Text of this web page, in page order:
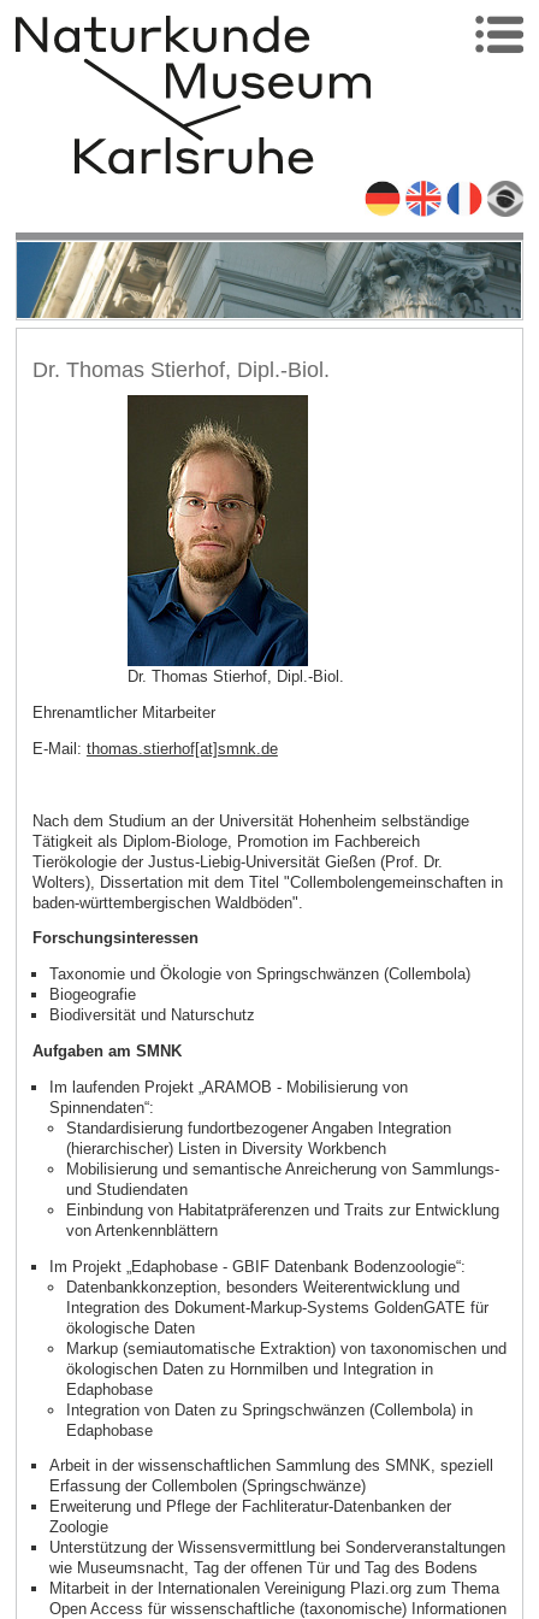
Dr. Thomas Stierhof, Dipl.-Biol.
Dr. Thomas Stierhof, Dipl.-Biol.
Ehrenamtlicher Mitarbeiter
E-Mail: thomas.stierhof[at]smnk.de
Nach dem Studium an der Universität Hohenheim selbständige
Tätigkeit als Diplom-Biologe, Promotion im Fachbereich
Tierökologie der Justus-Liebig-Universität Gießen (Prof. Dr.
Wolters), Dissertation mit dem Titel "Collembolengemeinschaften in
baden-württembergischen Waldböden".
Forschungsinteressen
Taxonomie und Ökologie von Springschwänzen (Collembola)
Biogeografie
Biodiversität und Naturschutz
Aufgaben am SMNK
Im laufenden Projekt „ARAMOB - Mobilisierung von
Spinnendaten“:
Standardisierung fundortbezogener Angaben Integration
(hierarchischer) Listen in Diversity Workbench
Mobilisierung und semantische Anreicherung von Sammlungs-
und Studiendaten
Einbindung von Habitatpräferenzen und Traits zur Entwicklung
von Artenkennblättern
Im Projekt „Edaphobase - GBIF Datenbank Bodenzoologie“:
Datenbankkonzeption, besonders Weiterentwicklung und
Integration des Dokument-Markup-Systems GoldenGATE für
ökologische Daten
Markup (semiautomatische Extraktion) von taxonomischen und
ökologischen Daten zu Hornmilben und Integration in
Edaphobase
Integration von Daten zu Springschwänzen (Collembola) in
Edaphobase
Arbeit in der wissenschaftlichen Sammlung des SMNK, speziell
Erfassung der Collembolen (Springschwänze)
Erweiterung und Pflege der Fachliteratur-Datenbanken der
Zoologie
Unterstützung der Wissensvermittlung bei Sonderveranstaltungen
wie Museumsnacht, Tag der offenen Tür und Tag des Bodens
Mitarbeit in der Internationalen Vereinigung Plazi.org zum Thema
Open Access für wissenschaftliche (taxonomische) Informationen